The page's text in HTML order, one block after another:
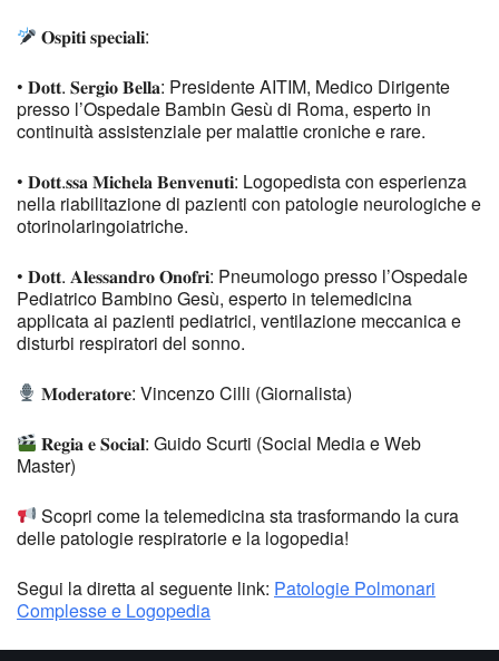
𝐎𝐬𝐩𝐢𝐭𝐢 𝐬𝐩𝐞𝐜𝐢𝐚𝐥𝐢:
• 𝐃𝐨𝐭𝐭. 𝐒𝐞𝐫𝐠𝐢𝐨 𝐁𝐞𝐥𝐥𝐚: Presidente AITIM, Medico Dirigente
presso l’Ospedale Bambin Gesù di Roma, esperto in
continuità assistenziale per malattie croniche e rare.
• 𝐃𝐨𝐭𝐭.𝐬𝐬𝐚 𝐌𝐢𝐜𝐡𝐞𝐥𝐚 𝐁𝐞𝐧𝐯𝐞𝐧𝐮𝐭𝐢: Logopedista con esperienza
nella riabilitazione di pazienti con patologie neurologiche e
otorinolaringoiatriche.
• 𝐃𝐨𝐭𝐭. 𝐀𝐥𝐞𝐬𝐬𝐚𝐧𝐝𝐫𝐨 𝐎𝐧𝐨𝐟𝐫𝐢: Pneumologo presso l’Ospedale
Pediatrico Bambino Gesù, esperto in telemedicina
applicata ai pazienti pediatrici, ventilazione meccanica e
disturbi respiratori del sonno.
𝐌𝐨𝐝𝐞𝐫𝐚𝐭𝐨𝐫𝐞: Vincenzo Cilli (Giornalista)
𝐑𝐞𝐠𝐢𝐚 𝐞 𝐒𝐨𝐜𝐢𝐚𝐥: Guido Scurti (Social Media e Web
Master)
Scopri come la telemedicina sta trasformando la cura
delle patologie respiratorie e la logopedia!
Segui la diretta al seguente link: Patologie Polmonari
Complesse e Logopedia